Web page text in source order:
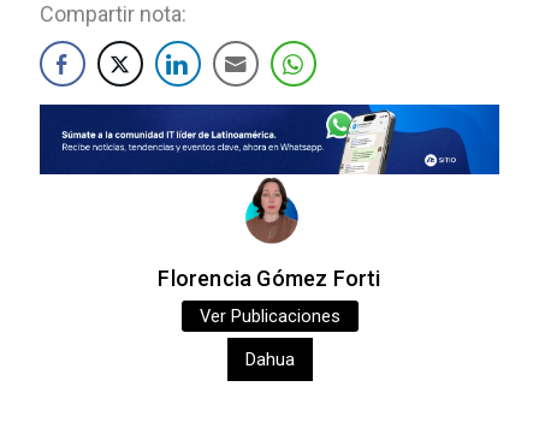
Compartir nota:
Florencia Gómez Forti
Ver Publicaciones
Dahua